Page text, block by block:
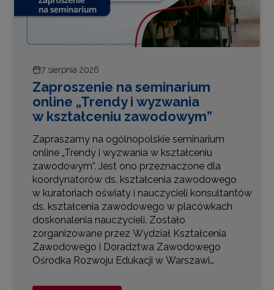
7 sierpnia 2026
Zaproszenie na seminarium
online „Trendy i wyzwania
w kształceniu zawodowym”
Zapraszamy na ogólnopolskie seminarium
online „Trendy i wyzwania w kształceniu
zawodowym”. Jest ono przeznaczone dla
koordynatorów ds. kształcenia zawodowego
w kuratoriach oświaty i nauczycieli konsultantów
ds. kształcenia zawodowego w placówkach
doskonalenia nauczycieli. Zostało
zorganizowane przez Wydział Kształcenia
Zawodowego i Doradztwa Zawodowego
Ośrodka Rozwoju Edukacji w Warszawi…